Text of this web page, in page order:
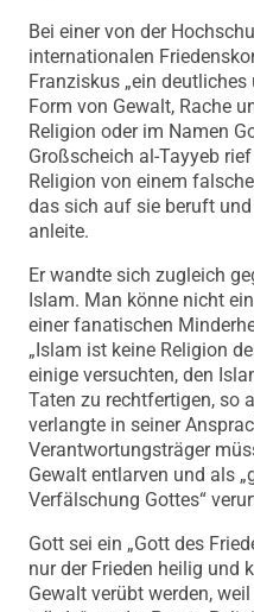
Bei einer von der
internationalen
Franziskus „ein deutliches
Form von Gewalt, Rache
Religion oder im Namen
Großscheich al-Tayyeb
Religion von einem
das sich auf sie beruft und
anleite.
Er wandte sich zugleich
Islam. Man könne nicht
einer fanatischen
„Islam ist keine Religion
einige versuchten, den
Taten zu rechtfertigen, so
verlangte in seiner
Verantwortungsträger
Gewalt entlarven und als
Verfälschung Gottes“
Gott sei ein „Gott des
nur der Frieden heilig und
Gewalt verübt werden,